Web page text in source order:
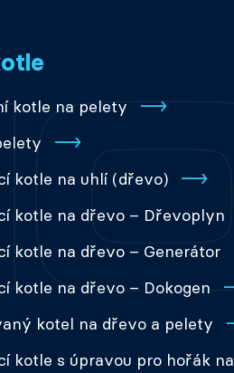
kotle na pelety
kotle na uhlí (dřevo)
kotle na dřevo – Dřevoplyn
kotle na dřevo – Generátor
kotle na dřevo – Dokogen
kotel na dřevo a pelety
kotle s úpravou pro hořák na